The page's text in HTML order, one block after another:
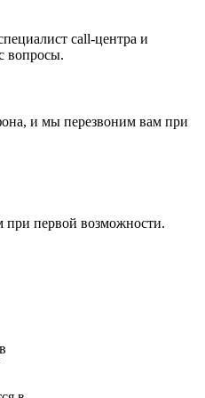
call-центра и
вопросы.
и мы перезвоним вам при
первой возможности.